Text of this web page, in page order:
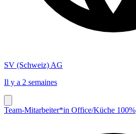
SV (Schweiz) AG
Il y a 2 semaines
Team-Mitarbeiter*in Office/Küche 100%